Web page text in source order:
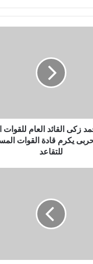
زكى القائد العام للقوات
يكرم قادة القوات
للتقاعد